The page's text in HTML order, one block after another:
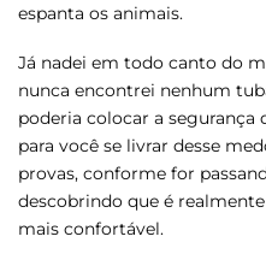
espanta os animais.
Já nadei em todo canto do
nunca encontrei nenhum
poderia colocar a
para você se livrar desse
provas, conforme for
descobrindo que é
mais confortável.